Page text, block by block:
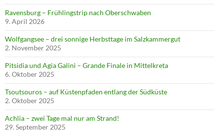
Ravensburg – Frühlingstrip nach Oberschwaben
9. April 2026
Wolfgangsee – drei sonnige Herbsttage im Salzkammergut
2. November 2025
Pitsidia und Agia Galini – Grande Finale in Mittelkreta
6. Oktober 2025
Tsoutsouros – auf Küstenpfaden entlang der Südküste
2. Oktober 2025
Achlia – zwei Tage mal nur am Strand!
29. September 2025